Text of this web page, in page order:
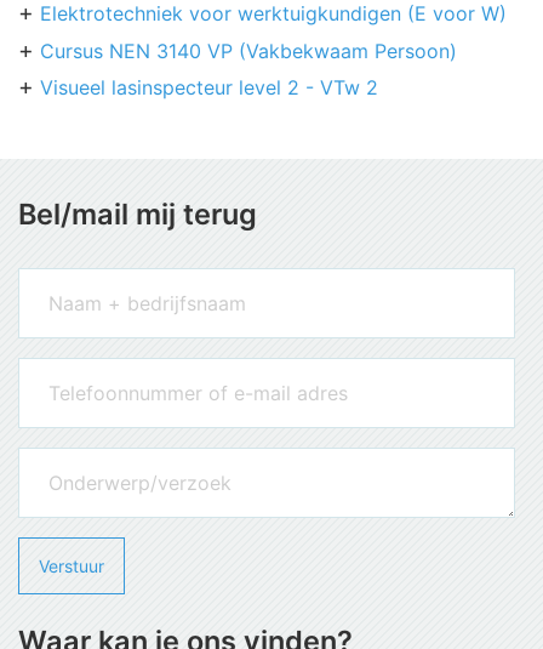
Elektrotechniek voor werktuigkundigen (E voor W)
Cursus NEN 3140 VP (Vakbekwaam Persoon)
Visueel lasinspecteur level 2 - VTw 2
Bel/mail mij terug
Waar kan je ons vinden?